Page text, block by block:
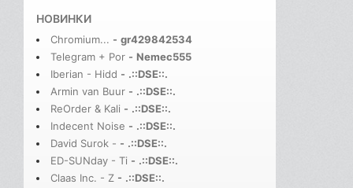
НОВИНКИ
Chromium... - gr429842534
Telegram + Por - Nemec555
Iberian - Hidd - .::DSE::.
Armin van Buur - .::DSE::.
ReOrder & Kali - .::DSE::.
Indecent Noise - .::DSE::.
David Surok - - .::DSE::.
ED-SUNday - Ti - .::DSE::.
Claas Inc. - Z - .::DSE::.